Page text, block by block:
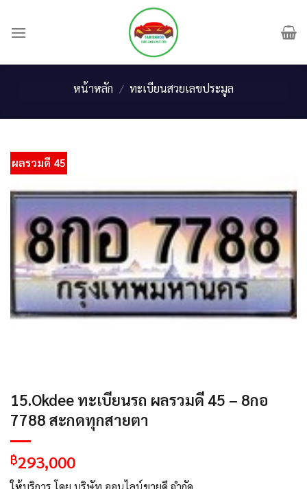
content
หน้าหลัก / ทะเบียนสวยเลขประมูล
ผลรวมดี 45
15.Okdee ทะเบียนรถ ผลรวมดี 45 – 8กอ
7788 สะกดทุกสายตา
฿293,000